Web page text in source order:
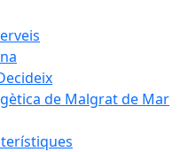
de Malgrat de Mar